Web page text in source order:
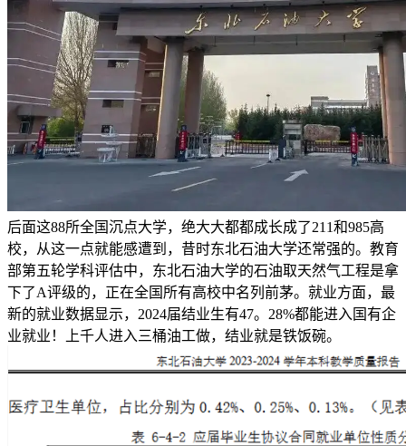
后面这88所全国沉点大学，绝大大都都成长成了211和985高
校，从这一点就能感遭到，昔时东北石油大学还常强的。教育
部第五轮学科评估中，东北石油大学的石油取天然气工程是拿
下了A评级的，正在全国所有高校中名列前茅。就业方面，最
新的就业数据显示，2024届结业生有47。28%都能进入国有企
业就业！上千人进入三桶油工做，结业就是铁饭碗。